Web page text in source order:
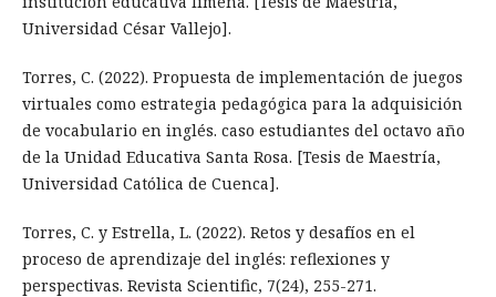
Universidad César Vallejo].
Torres, C. (2022). Propuesta de implementación de juegos
virtuales como estrategia pedagógica para la adquisición
de vocabulario en inglés. caso estudiantes del octavo año
de la Unidad Educativa Santa Rosa. [Tesis de Maestría,
Universidad Católica de Cuenca].
Torres, C. y Estrella, L. (2022). Retos y desafíos en el
proceso de aprendizaje del inglés: reflexiones y
perspectivas. Revista Scientific, 7(24), 255-271.